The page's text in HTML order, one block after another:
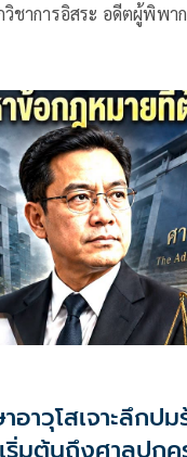
ชาการอิสระ อดีตผู้พิพา
าวุโสเจาะลึกป
มต้นถึงศาลปกค